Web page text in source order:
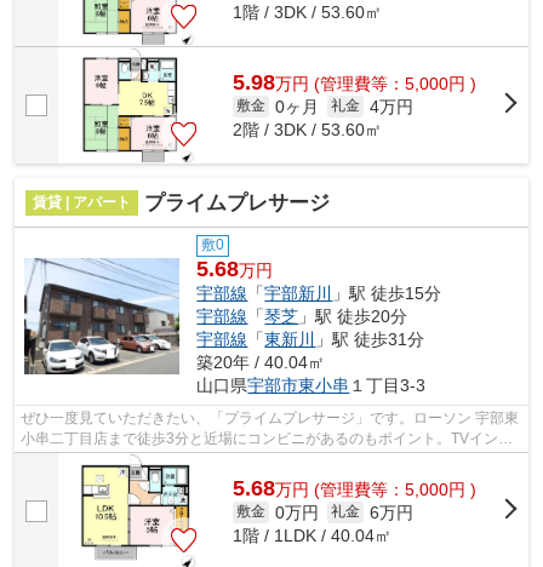
1階 / 3DK / 53.60㎡
5.98万円 (管理費等：5,000円 )
敷金 0ヶ月 礼金 4万円
2階 / 3DK / 53.60㎡
賃貸 | アパート プライムプレサージ
敷0
5.68万円
宇部線 「宇部新川
」駅 徒歩15分
宇部線 「琴芝 」駅 徒歩20分
宇部線 「東新川
」駅 徒歩31分
築20年 / 40.04㎡
山口県宇部市東小串 １丁目3-3
ぜひ一度見ていただきたい、「プライムプレサージ」です。ローソン 宇部東
小串二丁目店まで徒歩3分と近場にコンビニがあるのもポイント。TVインタ
ーホンで、モニターから来訪者が確認...
5.68万円 (管理費等：5,000円 )
敷金 0万円 礼金 6万円
1階 / 1LDK / 40.04㎡